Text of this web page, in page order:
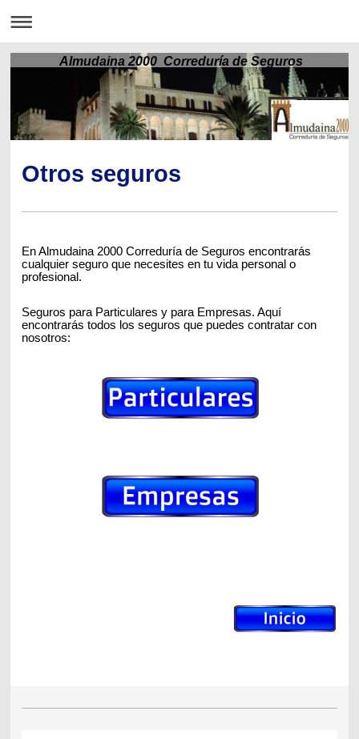
Almudaina 2000 Correduría de Seguros
Otros seguros
En Almudaina 2000 Correduría de Seguros encontrarás
cualquier seguro que necesites en tu vida personal o
profesional.
Seguros para Particulares y para Empresas. Aquí
encontrarás todos los seguros que puedes contratar con
nosotros: